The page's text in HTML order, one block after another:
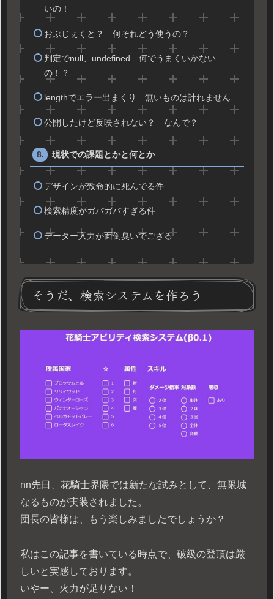
いの！
おぶじぇくと？ 何それどう使うの？
判定でnull、undefined 何でうまくいかない
の！？
lengthでエラー出まくり 無いものは計れません
公開したけど反映されない？ なんで？
現状での課題とかと何とか
デザインが致命的に死んでる件
検索精度がガバガバすぎる件
データー入力が面倒臭いでござる
そうだ、検索システムを作ろう
nn先日、花騎士界隈では新たな試みとして、無限城
なるものが実装されました。
団長の皆様は、もう楽しみましたでしょうか？
私はこの記事を書いている時点で、破級の登頂は厳
しいと実感しております。
いやー、火力が足りない！